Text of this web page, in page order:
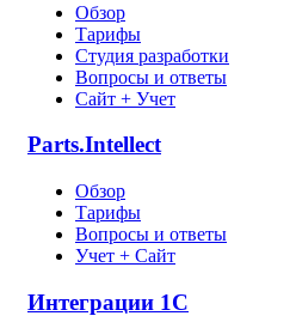
Обзор
Тарифы
Студия разработки
Вопросы и ответы
Сайт + Учет
Parts.Intellect
Обзор
Тарифы
Вопросы и ответы
Учет + Сайт
Интеграции 1С